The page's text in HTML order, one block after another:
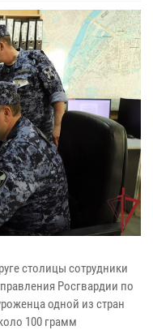
столицы сотрудники
Росгвардии по
одной из стран
100 грамм